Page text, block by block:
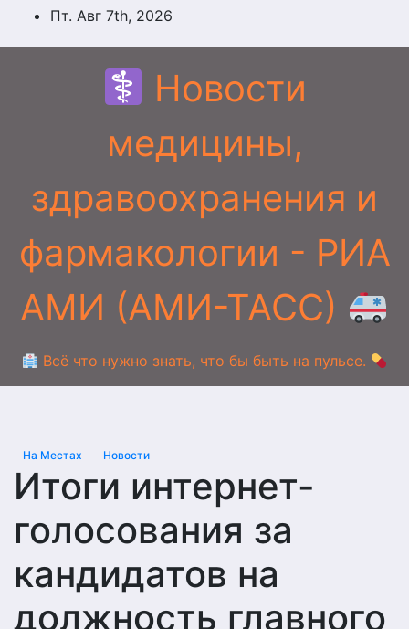
ПерейтиПт. Авг 7th, 2026
Новости
медицины,
здравоохранения и
фармакологии - РИА
АМИ (АМИ-ТАСС)
Всё что нужно знать, что бы быть на пульсе.
На Местах Новости
Итоги интернет-
голосования за
кандидатов на
должность главного